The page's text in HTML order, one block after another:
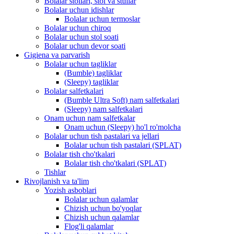
Bolalar uchun idishlar
Bolalar uchun termoslar
Bolalar uchun chiroq
Bolalar uchun stol soati
Bolalar uchun devor soati
Gigiena va parvarish
Bolalar uchun tagliklar
(Bumble) tagliklar
(Sleepy) tagliklar
Bolalar salfetkalari
(Bumble Ultra Soft) nam salfetkalari
(Sleepy) nam salfetkalari
Onam uchun nam salfetkalar
Onam uchun (Sleepy) ho'l ro'molcha
Bolalar uchun tish pastalari va jellari
Bolalar uchun tish pastalari (SPLAT)
Bolalar tish cho'tkalari
Bolalar tish cho'tkalari (SPLAT)
Tishlar
Rivojlanish va ta'lim
Yozish asboblari
Bolalar uchun qalamlar
Chizish uchun bo'yoqlar
Chizish uchun qalamlar
Flog'li qalamlar